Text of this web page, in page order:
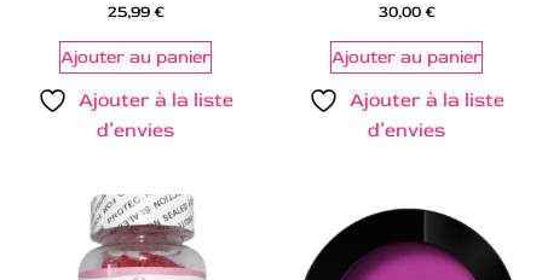
25,99€
Ajouter au panier
Ajouter à la liste
d’envies
30,00€
Ajouter au panier
Ajouter à la liste
d’envies